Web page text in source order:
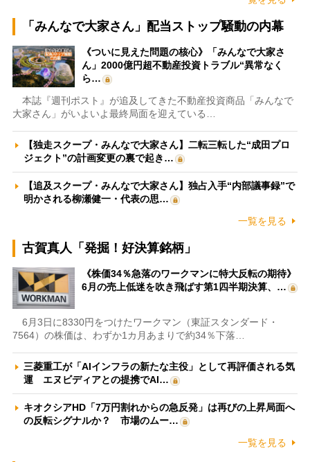
「みんなで大家さん」配当ストップ騒動の内幕
《ついに見えた問題の核心》「みんなで大家さ
ん」2000億円超不動産投資トラブル“異常なく
ら…
本誌『週刊ポスト』が追及してきた不動産投資商品「みんなで
大家さん」がいよいよ最終局面を迎えている…
【独走スクープ・みんなで大家さん】二転三転した“成田プロ
ジェクト”の計画変更の裏で起き…
【追及スクープ・みんなで大家さん】独占入手“内部議事録”で
明かされる柳瀬健一・代表の思…
一覧を見る
古賀真人「発掘！好決算銘柄」
《株価34％急落のワークマンに特大反転の期待》
6月の売上低迷を吹き飛ばす第1四半期決算、…
6月3日に8330円をつけたワークマン（東証スタンダード・
7564）の株価は、わずか1カ月あまりで約34％下落…
三菱重工が「AIインフラの新たな主役」として再評価される気
運 エヌビディアとの提携でAI…
キオクシアHD「7万円割れからの急反発」は再びの上昇局面へ
の反転シグナルか？ 市場のムー…
一覧を見る